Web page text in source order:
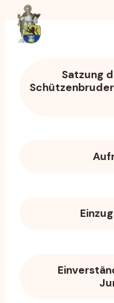
Inhalt
springen
Satzung